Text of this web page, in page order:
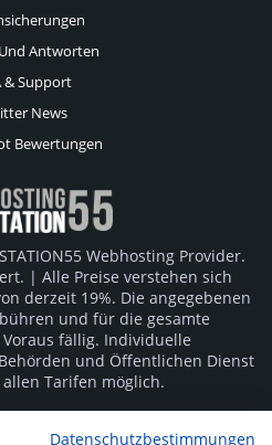
Antworten
& Support
News
Bewertungen
Webhosting Provider.
| Alle Preise verstehen sich
derzeit 19%. Die angegebenen
und für die gesamte
fällig. Individuelle
und Öffentlichen Dienst
Tarifen möglich.
Datenschutzbestimmungen